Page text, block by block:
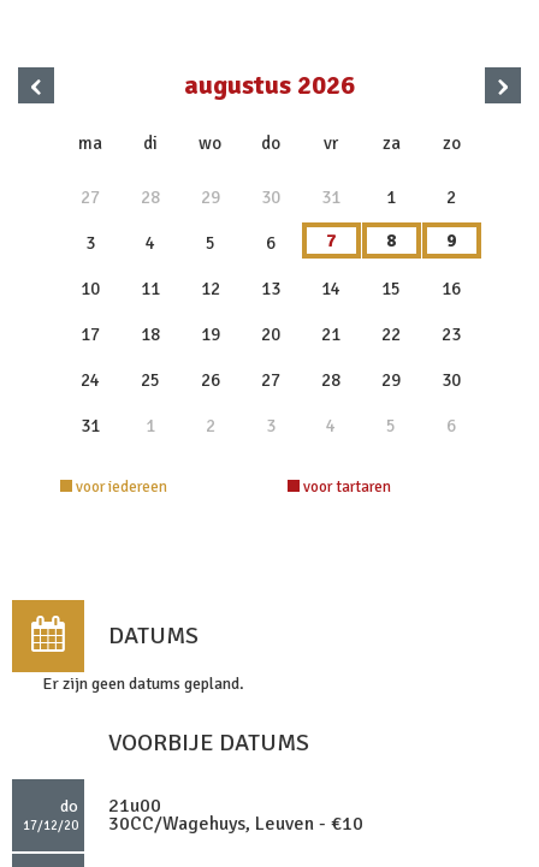
‹ augustus 2026
ma di wo do vr za zo
27 28 29 30 31 1 2
3 4 5 6 7 8 9
10 11 12 13 14 15 16
17 18 19 20 21 22 23
24 25 26 27 28 29 30
31 1 2 3 4 5 6
›
voor iedereen voor tartaren
DATUMS
Er zijn geen datums gepland.
VOORBIJE DATUMS
do
17/12/20
21u00
30CC/Wagehuys, Leuven - €10